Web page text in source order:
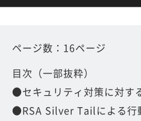
ページ数：16ページ
目次（一部抜粋）
●セキュリティ対策に対す
●RSA Silver Tailによる行